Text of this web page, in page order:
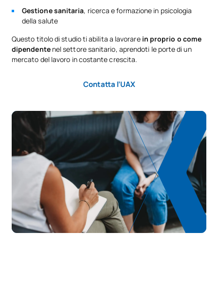
Gestione sanitaria, ricerca e formazione in psicologia
della salute
Questo titolo di studio ti abilita a lavorare in proprio o come
dipendente nel settore sanitario, aprendoti le porte di un
mercato del lavoro in costante crescita.
Contatta l’UAX